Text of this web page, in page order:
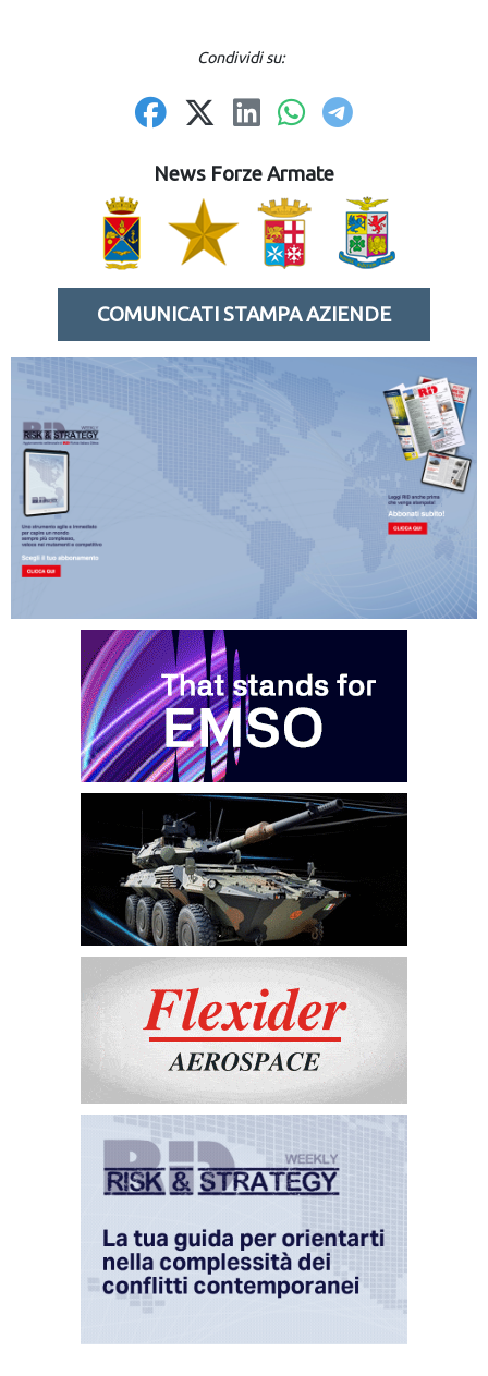
Condividi su:
News Forze Armate
COMUNICATI STAMPA AZIENDE